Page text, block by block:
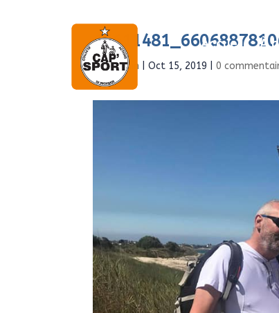
Accueil À
parAdmin |Oct 15, 2019 |0